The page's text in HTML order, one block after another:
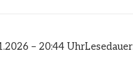
– 20:44 Uhr